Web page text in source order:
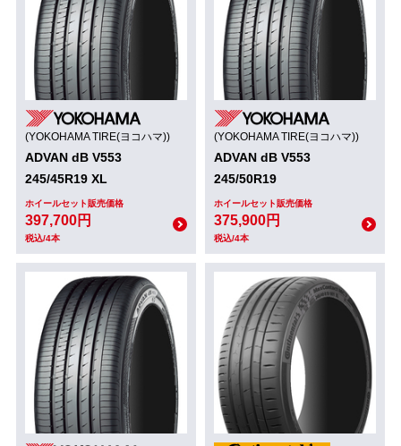
(YOKOHAMA TIRE(ヨコハマ))
ADVAN dB V553
245/45R19 XL
ホイールセット販売価格
397,700円
税込/4本
(YOKOHAMA TIRE(ヨコハマ))
ADVAN dB V553
245/50R19
ホイールセット販売価格
375,900円
税込/4本